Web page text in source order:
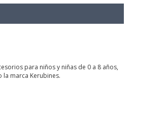
para niños y niñas de 0 a 8 años,
marca Kerubines.